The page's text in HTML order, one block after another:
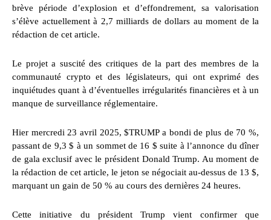
brève période d’explosion et d’effondrement, sa valorisation
s’élève actuellement à 2,7 milliards de dollars au moment de la
rédaction de cet article.
Le projet a suscité des critiques de la part des membres de la
communauté crypto et des législateurs, qui ont exprimé des
inquiétudes quant à d’éventuelles irrégularités financières et à un
manque de surveillance réglementaire.
Hier mercredi 23 avril 2025, $TRUMP a bondi de plus de 70 %,
passant de 9,3 $ à un sommet de 16 $ suite à l’annonce du dîner
de gala exclusif avec le président Donald Trump. Au moment de
la rédaction de cet article, le jeton se négociait au-dessus de 13 $,
marquant un gain de 50 % au cours des dernières 24 heures.
Cette initiative du président Trump vient confirmer que